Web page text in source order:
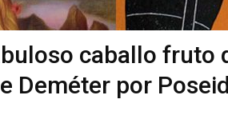
caballo fruto
Deméter por